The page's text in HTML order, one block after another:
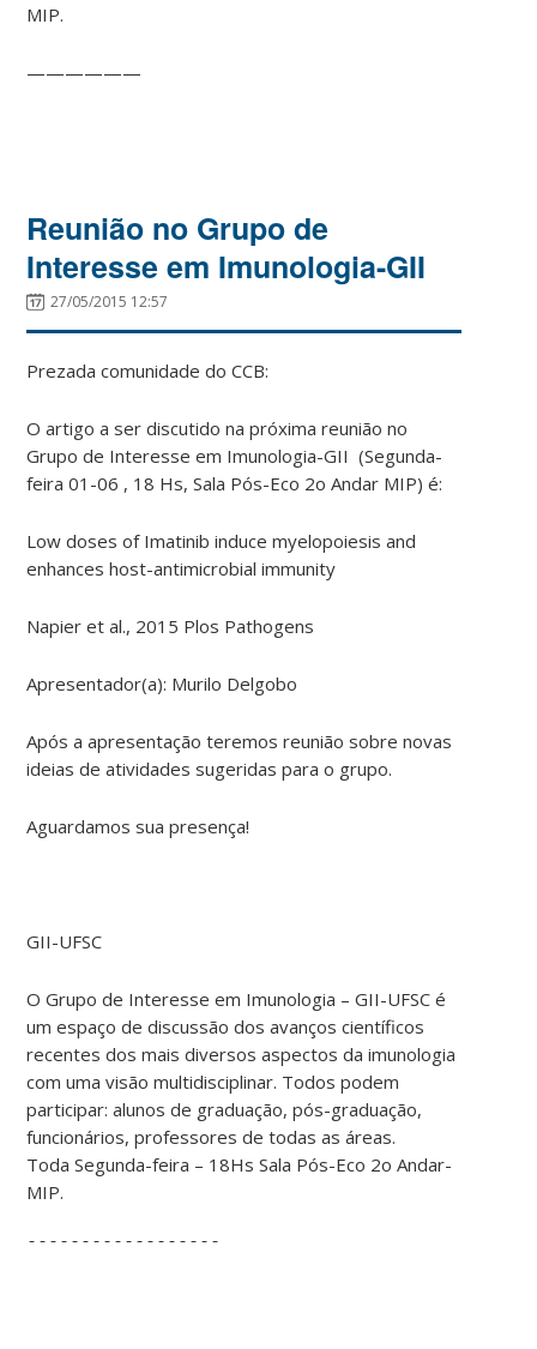
MIP.
——————
Reunião no Grupo de
Interesse em Imunologia-GII
27/05/2015 12:57
Prezada comunidade do CCB:
O artigo a ser discutido na próxima reunião no
Grupo de Interesse em Imunologia-GII (Segunda-
feira 01-06 , 18 Hs, Sala Pós-Eco 2o Andar MIP) é:
Low doses of Imatinib induce myelopoiesis and
enhances host-antimicrobial immunity
Napier et al., 2015 Plos Pathogens
Apresentador(a): Murilo Delgobo
Após a apresentação teremos reunião sobre novas
ideias de atividades sugeridas para o grupo.
Aguardamos sua presença!
GII-UFSC
O Grupo de Interesse em Imunologia – GII-UFSC é
um espaço de discussão dos avanços científicos
recentes dos mais diversos aspectos da imunologia
com uma visão multidisciplinar. Todos podem
participar: alunos de graduação, pós-graduação,
funcionários, professores de todas as áreas.
Toda Segunda-feira – 18Hs Sala Pós-Eco 2o Andar-
MIP.
------------------